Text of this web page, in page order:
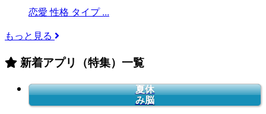
恋愛 性格 タイプ ...
もっと見る
新着アプリ（特集）一覧
夏休
み脳